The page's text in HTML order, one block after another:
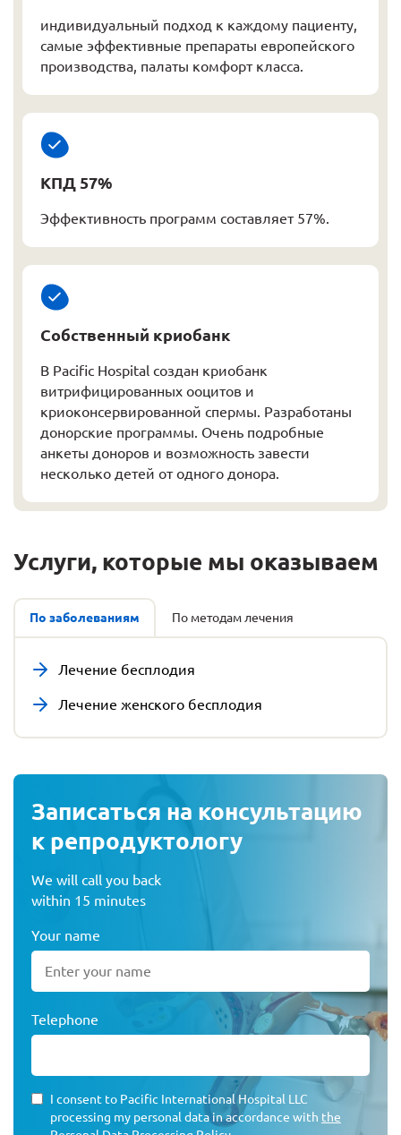
индивидуальный подход к каждому пациенту,
самые эффективные препараты европейского
производства, палаты комфорт класса.
КПД 57%
Эффективность программ составляет 57%.
Собственный криобанк
В Pacific Hospital создан криобанк
витрифицированных ооцитов и
криоконсервированной спермы. Разработаны
донорские программы. Очень подробные
анкеты доноров и возможность завести
несколько детей от одного донора.
Услуги, которые мы оказываем
По заболеваниям По методам лечения
Лечение бесплодия
Лечение женского бесплодия
Записаться на консультацию
к репродуктологу
We will call you back
within 15 minutes
Your name
Telephone
I consent to Pacific International Hospital LLC
processing my personal data in accordance with the